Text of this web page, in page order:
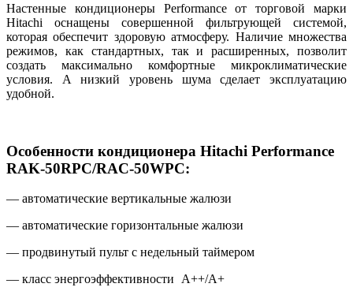
Настенные кондиционеры Performance от торговой марки
Hitachi оснащены совершенной фильтрующей системой,
которая обеспечит здоровую атмосферу. Наличие множества
режимов, как стандартных, так и расширенных,
позволит
создать максимально комфортные микроклиматические
условия. А низкий уровень шума сделает эксплуатацию
удобной.
Особенности кондиционера Hitachi Performance
RAK-50RPC/RAC-50WPC:
— автоматические вертикальные жалюзи
— автоматические горизонтальные жалюзи
— продвинутый пульт с недельный таймером
— класс энергоэффективности
A++/A+